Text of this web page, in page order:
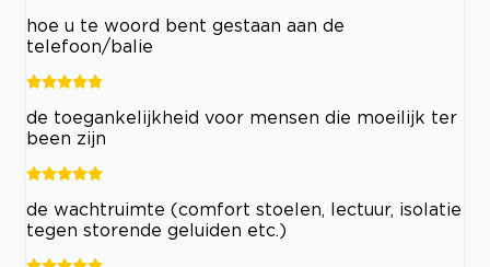
hoe u te woord bent gestaan aan de
telefoon/balie
de toegankelijkheid voor mensen die moeilijk ter
been zijn
de wachtruimte (comfort stoelen, lectuur, isolatie
tegen storende geluiden etc.)